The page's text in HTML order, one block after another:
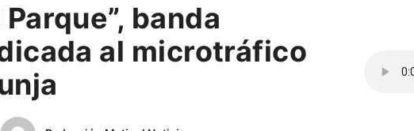
banda
al microtráfico